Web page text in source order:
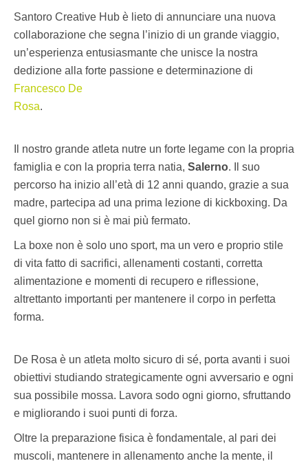
Santoro Creative Hub è lieto di annunciare una nuova
collaborazione che segna l’inizio di un grande viaggio,
un’esperienza entusiasmante che unisce la nostra
dedizione alla forte passione e determinazione di
Francesco De
Rosa.
Il nostro grande atleta nutre un forte legame con la propria
famiglia e con la propria terra natia, Salerno. Il suo
percorso ha inizio all’età di 12 anni quando, grazie a sua
madre, partecipa ad una prima lezione di kickboxing. Da
quel giorno non si è mai più fermato.
La boxe non è solo uno sport, ma un vero e proprio stile
di vita fatto di sacrifici, allenamenti costanti, corretta
alimentazione e momenti di recupero e riflessione,
altrettanto importanti per mantenere il corpo in perfetta
forma.
De Rosa è un atleta molto sicuro di sé, porta avanti i suoi
obiettivi studiando strategicamente ogni avversario e ogni
sua possibile mossa. Lavora sodo ogni giorno, sfruttando
e migliorando i suoi punti di forza.
Oltre la preparazione fisica è fondamentale, al pari dei
muscoli, mantenere in allenamento anche la mente, il